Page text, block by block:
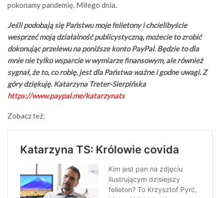
pokonamy pandemię. Miłego dnia.
Jeśli podobają się Państwu moje felietony i chcielibyście
wesprzeć moją działalność publicystyczną, możecie to zrobić
dokonując przelewu na poniższe konto PayPal. Będzie to dla
mnie nie tylko wsparcie w wymiarze finansowym, ale również
sygnał, że to, co robię, jest dla Państwa ważne i godne uwagi. Z
góry dziękuję. Katarzyna Treter-Sierpińska
https://www.paypal.me/katarzynats
Zobacz też: